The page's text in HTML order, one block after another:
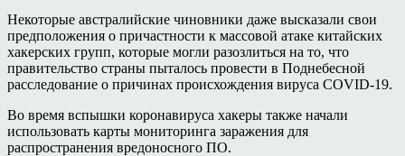
Некоторые австралийские чиновники даже высказали свои
предположения о причастности к массовой атаке китайских
хакерских групп, которые могли разозлиться на то, что
правительство страны пыталось провести в Поднебесной
расследование о причинах происхождения вируса COVID-19.
Во время вспышки коронавируса хакеры также начали
использовать карты мониторинга заражения для
распространения вредоносного ПО.